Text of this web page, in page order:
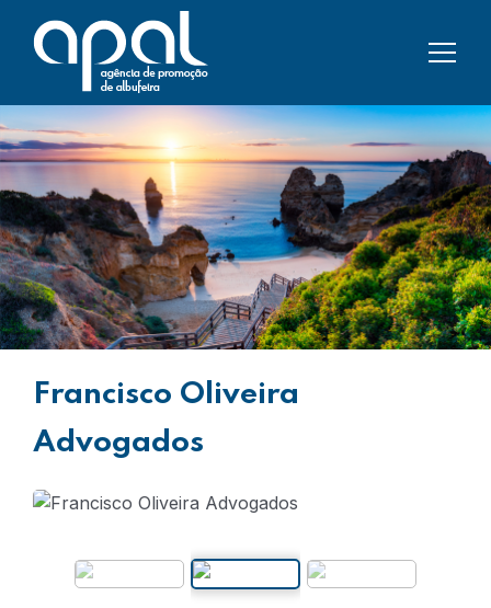
Francisco Oliveira
Advogados